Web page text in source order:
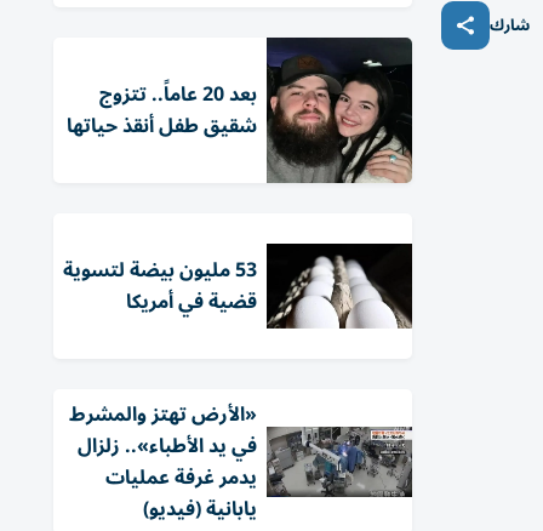
شارك
بعد 20 عاماً.. تتزوج
شقيق طفل أنقذ حياتها
53 مليون بيضة لتسوية
قضية في أمريكا
«الأرض تهتز والمشرط
في يد الأطباء».. زلزال
يدمر غرفة عمليات
يابانية (فيديو)